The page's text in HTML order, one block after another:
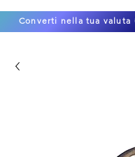
Converti nella tua valuta